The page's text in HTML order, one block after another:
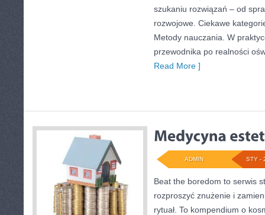
szukaniu rozwiązań – od
rozwojowe. Ciekawe
Metody nauczania. W
przewodnika po realności
Read More ]
STY -
ADMIN
Beat the boredom to serwis
rozproszyć znużenie i
rytuał. To kompendium o